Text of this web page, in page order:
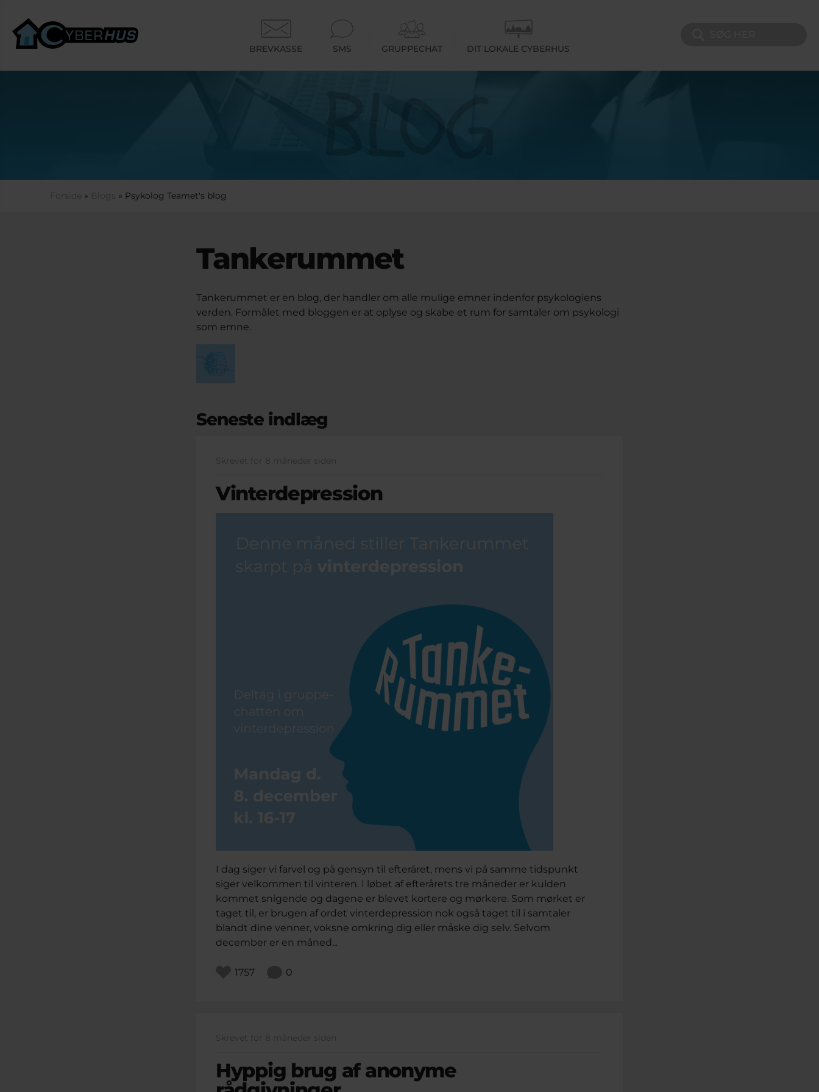
BREVKASSE SMS GRUPPECHAT DIT LOKALE CYBERHUS
Du er her
Forside » Blogs » Psykolog Teamet's blog
Tankerummet
Tankerummet er en blog, der handler om alle mulige emner indenfor psykologiens
verden. Formålet med bloggen er at oplyse og skabe et rum for samtaler om psykologi
som emne.
Seneste indlæg
Skrevet for 8 måneder siden
Vinterdepression
I dag siger vi farvel og på gensyn til efteråret, mens vi på samme tidspunkt
siger velkommen til vinteren. I løbet af efterårets tre måneder er kulden
kommet snigende og dagene er blevet kortere og mørkere. Som mørket er
taget til, er brugen af ordet vinterdepression nok også taget til i samtaler
blandt dine venner, voksne omkring dig eller måske dig selv. Selvom
december er en måned...
1757 0
Skrevet for 8 måneder siden
Hyppig brug af anonyme